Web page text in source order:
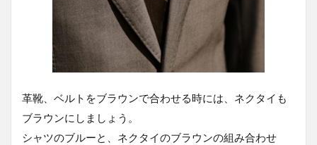
革靴、ベルトをブラウンで合わせる時には、ネクタイも
ブラウンにしましょう。
シャツのブルーと、ネクタイのブラウンの組み合わせ